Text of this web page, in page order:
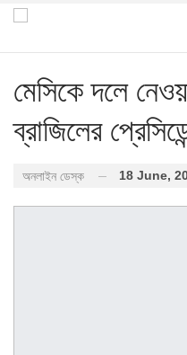
মেসিকে দলে
ব্রাজিলের
অনলাইন ডেস্ক 18 June,